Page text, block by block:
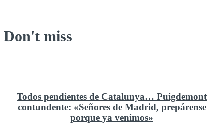
Don't miss
Todos pendientes de Catalunya… Puigdemont
contundente: «Señores de Madrid, prepárense
porque ya venimos»